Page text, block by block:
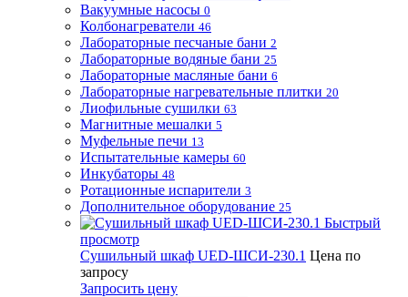
Вакуумные насосы 0
Колбонагреватели 46
Лабораторные песчаные бани 2
Лабораторные водяные бани 25
Лабораторные масляные бани 6
Лабораторные нагревательные плитки 20
Лиофильные сушилки 63
Магнитные мешалки 5
Муфельные печи 13
Испытательные камеры 60
Инкубаторы 48
Ротационные испарители 3
Дополнительное оборудование 25
Быстрый
просмотр
Сушильный шкаф UED-ШСИ-230.1 Цена по
запросу
Запросить цену